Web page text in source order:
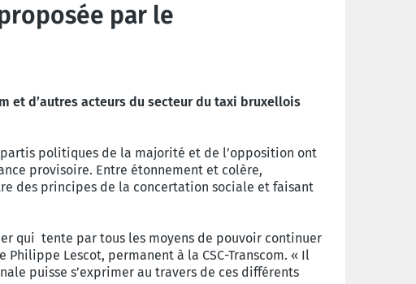
par le
et d’autres acteurs du secteur du taxi bruxellois
politiques de la majorité et de l’opposition ont
provisoire. Entre étonnement et colère,
des principes de la concertation sociale et faisant
qui tente par tous les moyens de pouvoir continuer
Lescot, permanent à la CSC-Transcom. « Il
puisse s’exprimer au travers de ces différents